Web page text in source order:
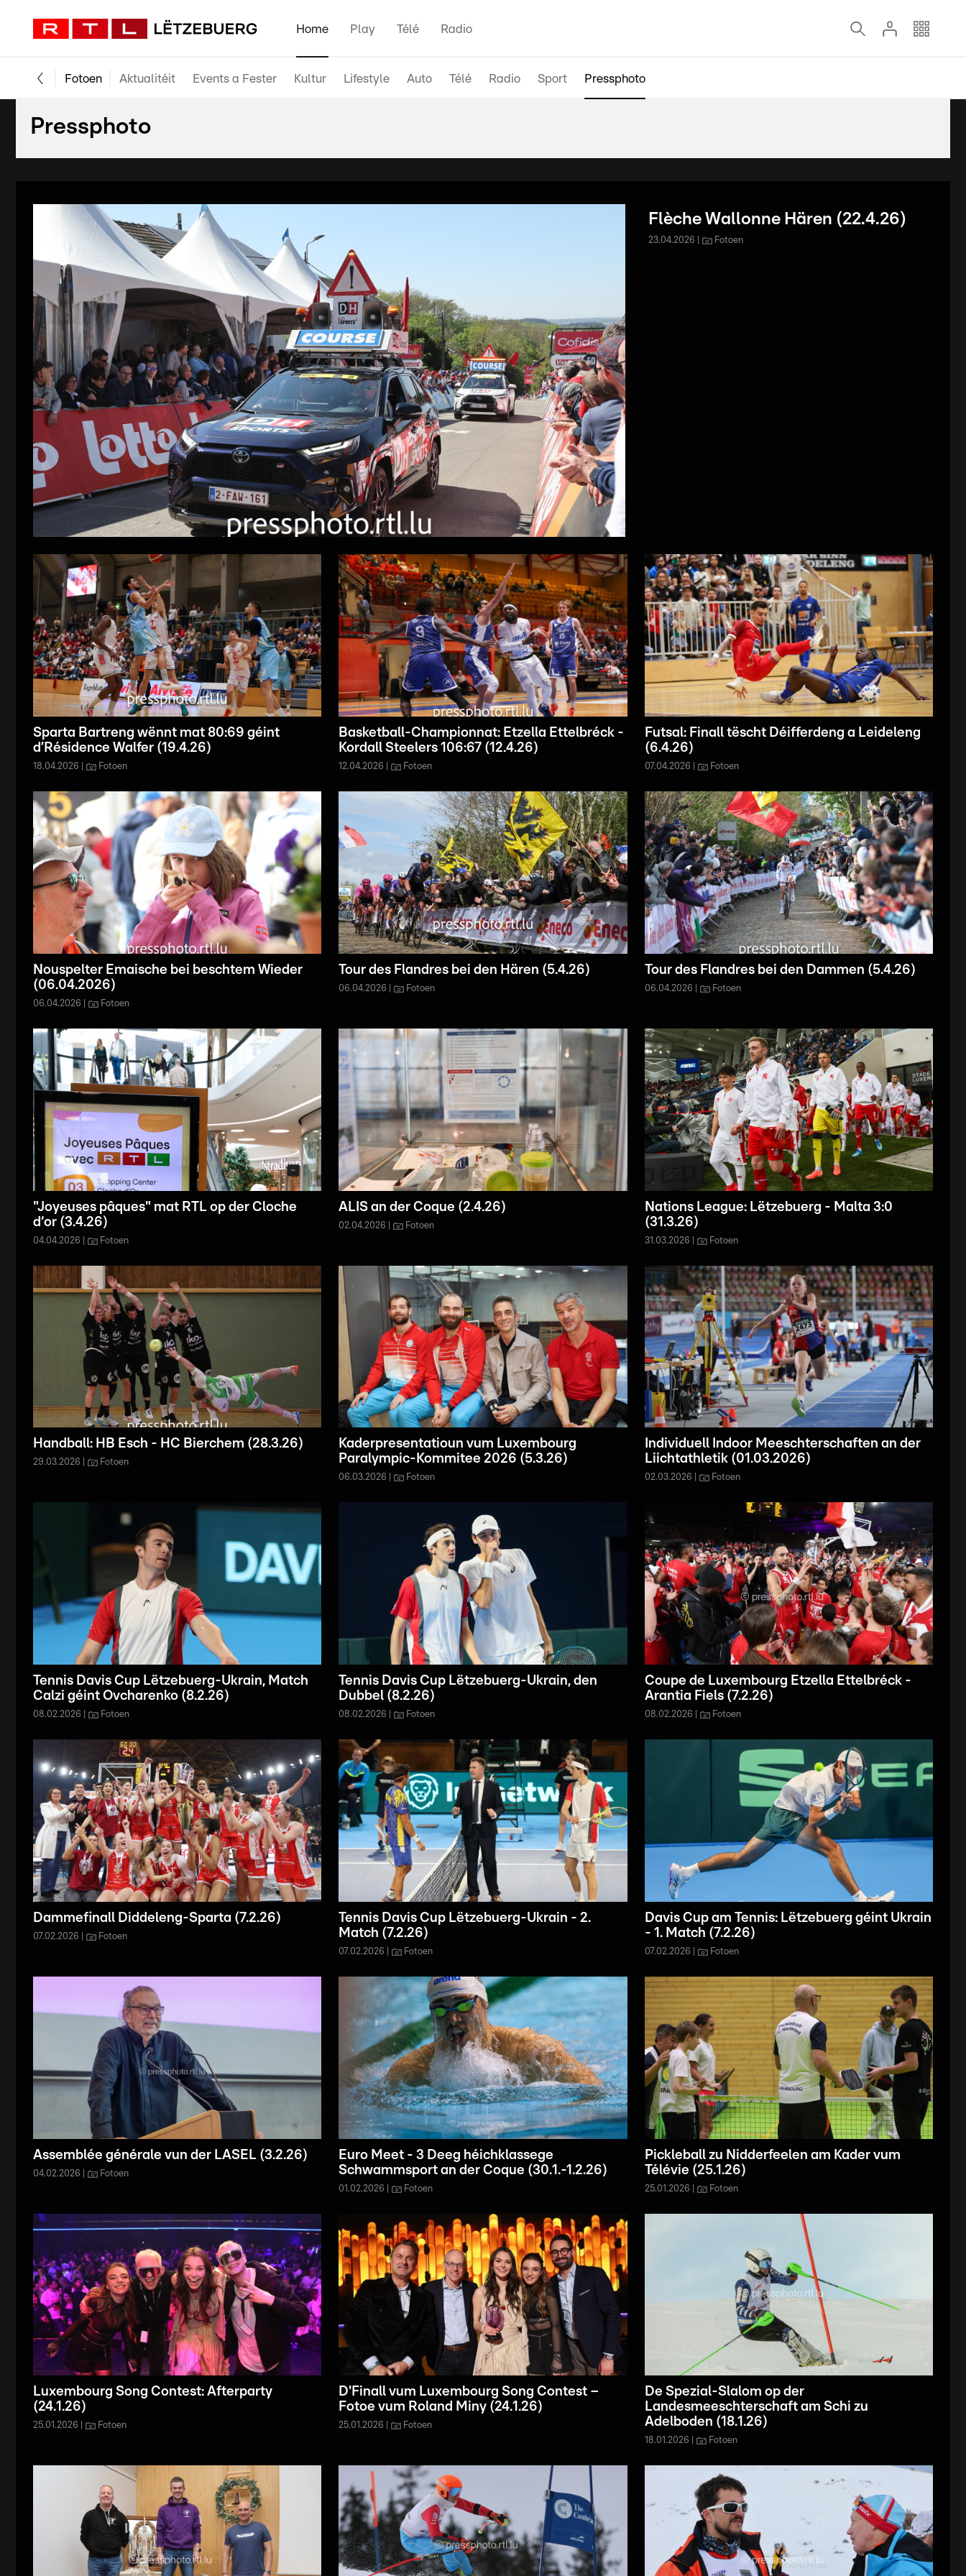
Home Play Télé Radio
Fotoen Aktualitéit Events a Fester Kultur Lifestyle Auto Télé Radio Sport Pressphoto
Pressphoto
Flèche Wallonne Hären (22.4.26)
23.04.2026 Fotoen
Sparta Bartreng wënnt mat 80:69 géint
d’Résidence Walfer (19.4.26)
18.04.2026 Fotoen
Basketball-Championnat: Etzella Ettelbréck -
Kordall Steelers 106:67 (12.4.26)
12.04.2026 Fotoen
Futsal: Finall tëscht Déifferdeng a Leideleng
(6.4.26)
07.04.2026 Fotoen
Nouspelter Emaische bei beschtem Wieder
(06.04.2026)
06.04.2026 Fotoen
Tour des Flandres bei den Hären (5.4.26)
06.04.2026 Fotoen
Tour des Flandres bei den Dammen (5.4.26)
06.04.2026 Fotoen
"Joyeuses pâques" mat RTL op der Cloche
d‘or (3.4.26)
04.04.2026 Fotoen
ALIS an der Coque (2.4.26)
02.04.2026 Fotoen
Nations League: Lëtzebuerg - Malta 3:0
(31.3.26)
31.03.2026 Fotoen
Handball: HB Esch - HC Bierchem (28.3.26)
29.03.2026 Fotoen
Kaderpresentatioun vum Luxembourg
Paralympic-Kommitee 2026 (5.3.26)
06.03.2026 Fotoen
Individuell Indoor Meeschterschaften an der
Liichtathletik (01.03.2026)
02.03.2026 Fotoen
Tennis Davis Cup Lëtzebuerg-Ukrain, Match
Calzi géint Ovcharenko (8.2.26)
08.02.2026 Fotoen
Tennis Davis Cup Lëtzebuerg-Ukrain, den
Dubbel (8.2.26)
08.02.2026 Fotoen
Coupe de Luxembourg Etzella Ettelbréck -
Arantia Fiels (7.2.26)
08.02.2026 Fotoen
Dammefinall Diddeleng-Sparta (7.2.26)
07.02.2026 Fotoen
Tennis Davis Cup Lëtzebuerg-Ukrain - 2.
Match (7.2.26)
07.02.2026 Fotoen
Davis Cup am Tennis: Lëtzebuerg géint Ukrain
- 1. Match (7.2.26)
07.02.2026 Fotoen
Assemblée générale vun der LASEL (3.2.26)
04.02.2026 Fotoen
Euro Meet - 3 Deeg héichklassege
Schwammsport an der Coque (30.1.-1.2.26)
01.02.2026 Fotoen
Pickleball zu Nidderfeelen am Kader vum
Télévie (25.1.26)
25.01.2026 Fotoen
Luxembourg Song Contest: Afterparty
(24.1.26)
25.01.2026 Fotoen
D'Finall vum Luxembourg Song Contest –
Fotoe vum Roland Miny (24.1.26)
25.01.2026 Fotoen
De Spezial-Slalom op der
Landesmeeschterschaft am Schi zu
Adelboden (18.1.26)
18.01.2026 Fotoen